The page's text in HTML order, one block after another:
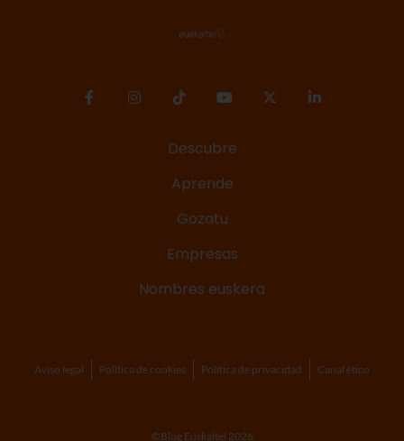
Descubre
Aprende
Gozatu
Empresas
Nombres euskera
Aviso legal Política de cookies Política de privacidad Canal ético
©Blog Euskaltel 2026